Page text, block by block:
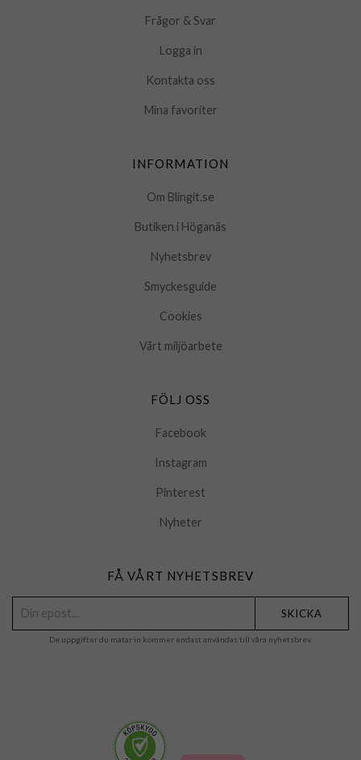
Frågor & Svar
Logga in
Kontakta oss
Mina favoriter
INFORMATION
Om Blingit.se
Butiken i Höganäs
Nyhetsbrev
Smyckesguide
Cookies
Vårt miljöarbete
FÖLJ OSS
Facebook
Instagram
Pinterest
Nyheter
FÅ VÅRT NYHETSBREV
SKICKA
De uppgifter du matar in kommer endast användas till våra nyhetsbrev.